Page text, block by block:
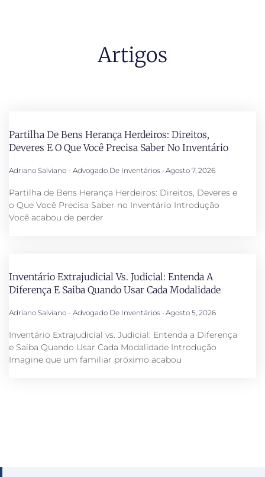
Artigos
Partilha De Bens Herança Herdeiros: Direitos,
Deveres E O Que Você Precisa Saber No Inventário
Adriano Salviano - Advogado De Inventários Agosto 7, 2026
Partilha de Bens Herança Herdeiros: Direitos, Deveres e
o Que Você Precisa Saber no Inventário Introdução
Você acabou de perder
Inventário Extrajudicial Vs. Judicial: Entenda A
Diferença E Saiba Quando Usar Cada Modalidade
Adriano Salviano - Advogado De Inventários Agosto 5, 2026
Inventário Extrajudicial vs. Judicial: Entenda a Diferença
e Saiba Quando Usar Cada Modalidade Introdução
Imagine que um familiar próximo acabou